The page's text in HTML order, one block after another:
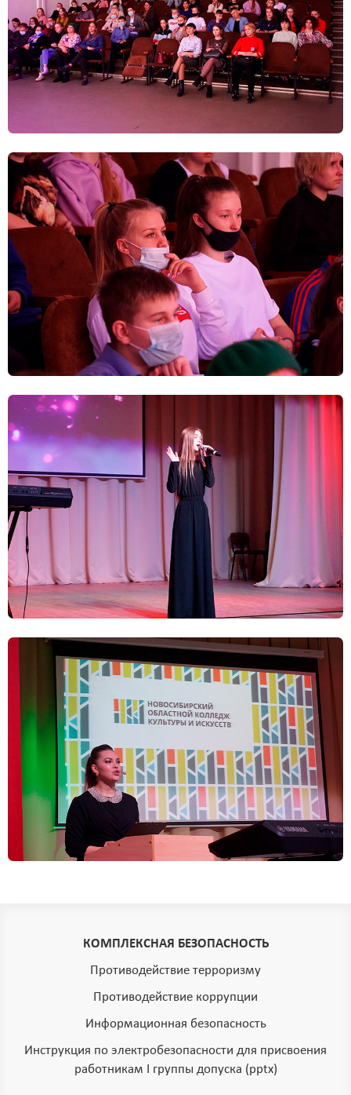
КОМПЛЕКСНАЯ БЕЗОПАСНОСТЬ
Противодействие терроризму
Противодействие коррупции
Информационная безопасность
Инструкция по электробезопасности для присвоения
работникам I группы допуска (pptx)